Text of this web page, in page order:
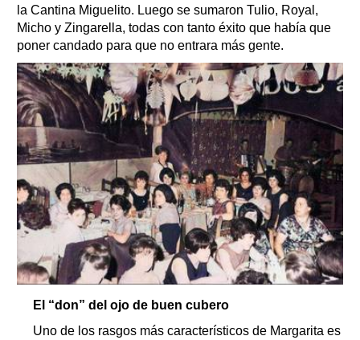
la Cantina Miguelito. Luego se sumaron Tulio, Royal,
Micho y Zingarella, todas con tanto éxito que había que
poner candado para que no entrara más gente.
El “don” del ojo de buen cubero
Uno de los rasgos más característicos de Margarita es